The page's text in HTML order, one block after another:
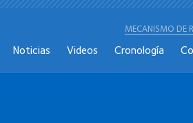
MECANISMO DE
Noticias Videos Cronología